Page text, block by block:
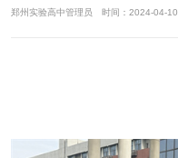
郑州实验高中管理员 时间：2024-04-10